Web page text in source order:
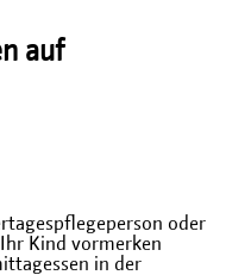
auf
oder
Kind vormerken
in der